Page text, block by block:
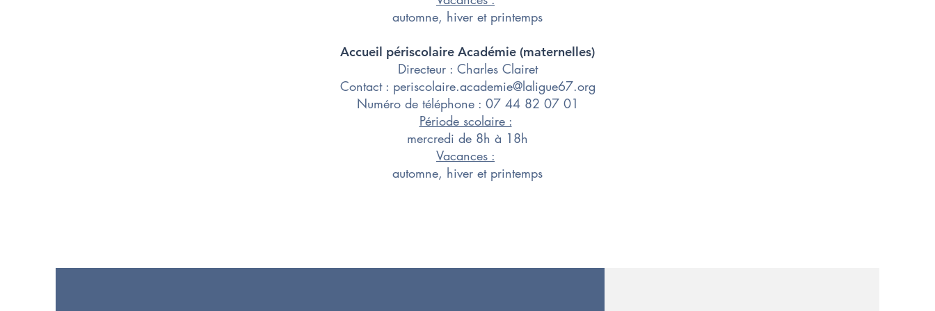
automne, hiver et printemps
Accueil périscolaire Académie​ (maternelles)
Directeur : Charles Clairet
​Contact : periscolaire.academie@laligue67.org
Numéro de téléphone : 07 44 82 07 01
Période scolaire :
mercredi de 8h à 18h
Vacances :
automne, hiver et printemps